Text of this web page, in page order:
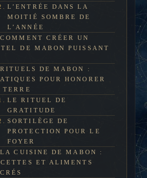
L’ENTRÉE DANS LA
MOITIÉ SOMBRE DE
L’ANNÉE
CRÉER UN
DE MABON PUISSANT
DE MABON :
POUR HONORER
TERRE
LE RITUEL DE
GRATITUDE
SORTILÈGE DE
PROTECTION POUR LE
FOYER
CUISINE DE MABON :
ET ALIMENTS